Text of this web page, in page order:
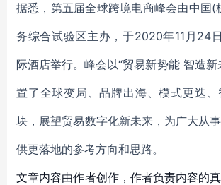
据悉，第五届全球跨境电商峰会由中国(
务综合试验区主办，于2020年11月24
际酒店举行。峰会以“贸易新势能 智造新
置了全球变局、品牌出海、模式更迭
块，展望贸易数字化新未来，为广大从
供更落地的参考方向和思路。
文章内容由作者创作，作者负责内容的